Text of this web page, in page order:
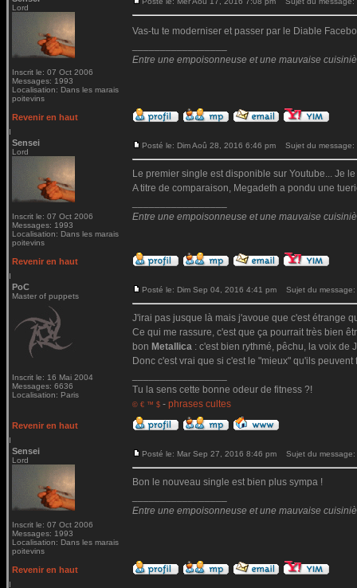
Lord
Inscrit le: 07 Oct 2006
Messages: 1993
Localisation: Dans les marais
poitevins
Vas-tu te moderniser et passer par le Diable
Entre une empoisonneuse et une mauvaise
Revenir en haut
Sensei
Lord
Inscrit le: 07 Oct 2006
Messages: 1993
Localisation: Dans les marais
poitevins
Posté le: Dim Aoû 28, 2016 6:46 pm Sujet du message:
Le premier single est disponible sur Youtube... Je
A titre de comparaison, Megadeth a pondu une
Entre une empoisonneuse et une mauvaise
Revenir en haut
PoC
Master of puppets
Inscrit le: 16 Mai 2004
Messages: 6636
Localisation: Paris
Posté le: Dim Sep 04, 2016 4:41 pm Sujet du message:
J'irai pas jusque là mais j'avoue que c'est étrange
Ce qui me rassure, c'est que ça pourrait très bien
bon Metallica : c'est bien rythmé, pêchu, la voix de
Donc c'est vrai que si c'est le "mieux" qu'ils
Tu la sens cette bonne odeur de fitness ?!
© € ™ $ - phrases cultes
Revenir en haut
Sensei
Lord
Inscrit le: 07 Oct 2006
Messages: 1993
Localisation: Dans les marais
poitevins
Posté le: Mar Sep 27, 2016 8:46 pm Sujet du message:
Bon le nouveau single est bien plus sympa !
Entre une empoisonneuse et une mauvaise
Revenir en haut